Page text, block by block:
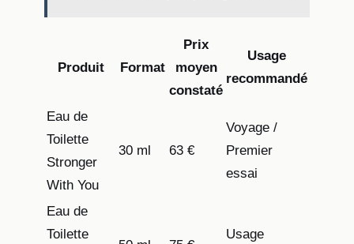
Produit Format
Prix
moyen
constaté
Usage
recommandé
Eau de
Toilette
Stronger
With You
30 ml 63 €
Voyage /
Premier
essai
Eau de
Toilette
Usage